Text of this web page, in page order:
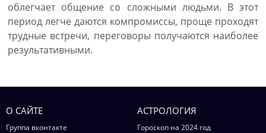
облегчает общение со сложными людьми. В этот
период легче даются компромиссы, проще проходят
трудные встречи, переговоры получаются наиболее
результативными.
О САЙТЕ
Группа вконтакте
АСТРОЛОГИЯ
Гороскоп на 2024 год